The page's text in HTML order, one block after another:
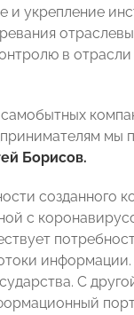
и укрепление
в
мы
Борисов.
созданного
с
С